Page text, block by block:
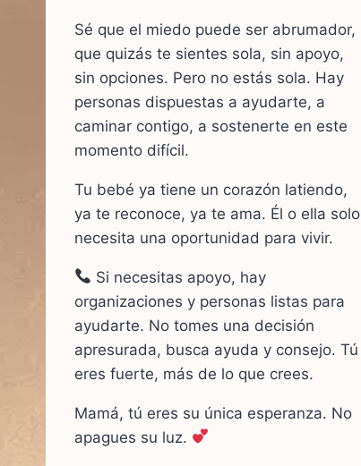
Sé que el miedo puede ser abrumador,
que quizás te sientes sola, sin apoyo,
sin opciones. Pero no estás sola. Hay
personas dispuestas a ayudarte, a
caminar contigo, a sostenerte en este
momento difícil.
Tu bebé ya tiene un corazón latiendo,
ya te reconoce, ya te ama. Él o ella solo
necesita una oportunidad para vivir.
Si necesitas apoyo, hay
organizaciones y personas listas para
ayudarte. No tomes una decisión
apresurada, busca ayuda y consejo. Tú
eres fuerte, más de lo que crees.
Mamá, tú eres su única esperanza. No
apagues su luz.